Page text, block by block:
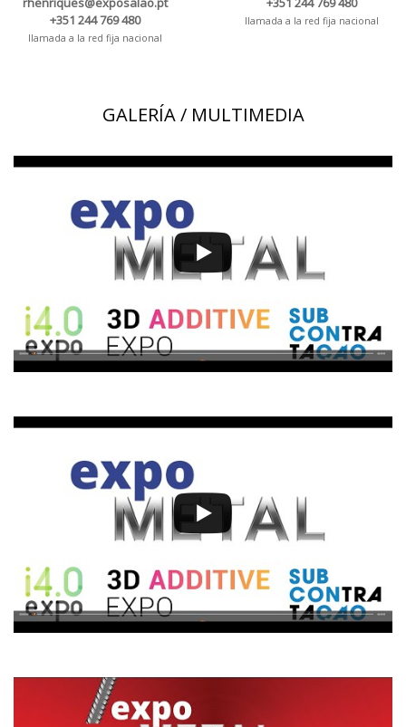
+351 244 769 480
llamada a la red fija nacional
llamada a la red fija nacional
GALERÍA / MULTIMEDIA